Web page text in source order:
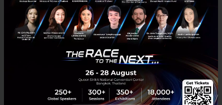
รัฐบาลจีนกดดัน Jack Ma ขายกิจการ 'South China
Morning Post' สื่อที่เคยวิจารณ์รัฐบาลจีนได้อย่างมีเสรีภาพ
สื่อต่างประเทศรายงานว่า เมื่อวันจันทร์ที่ผ่านมา รัฐบาลจีนได้กดดันให้